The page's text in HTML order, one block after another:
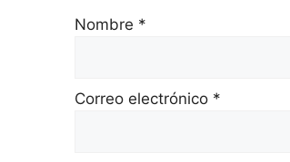
Nombre *
Correo electrónico *